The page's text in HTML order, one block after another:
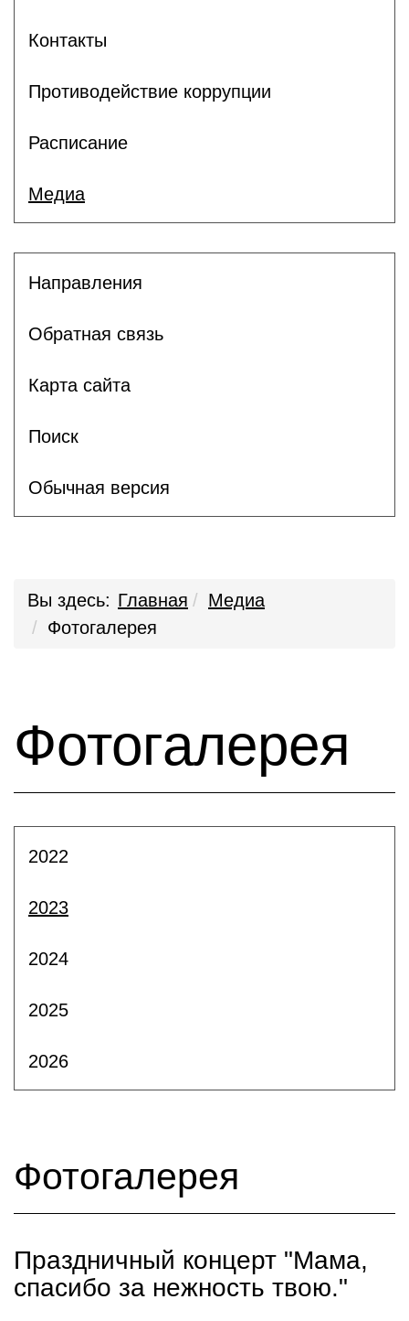
Контакты
Противодействие коррупции
Расписание
Медиа
Направления
Обратная связь
Карта сайта
Поиск
Обычная версия
Вы здесь: Главная
Медиа
Фотогалерея
Фотогалерея
2022
2023
2024
2025
2026
Фотогалерея
Праздничный концерт "Мама,
спасибо за нежность твою."